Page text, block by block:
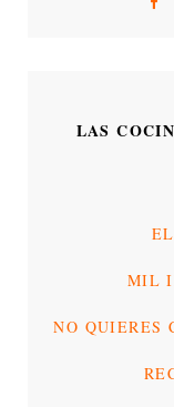
LAS
MIL
NO QUIERES